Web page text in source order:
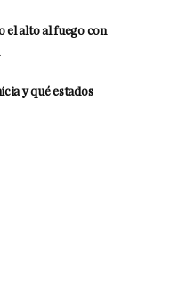
el alto al fuego con
y qué estados